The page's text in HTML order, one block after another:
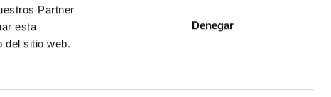
Partner
esta
del sitio web.
Denegar